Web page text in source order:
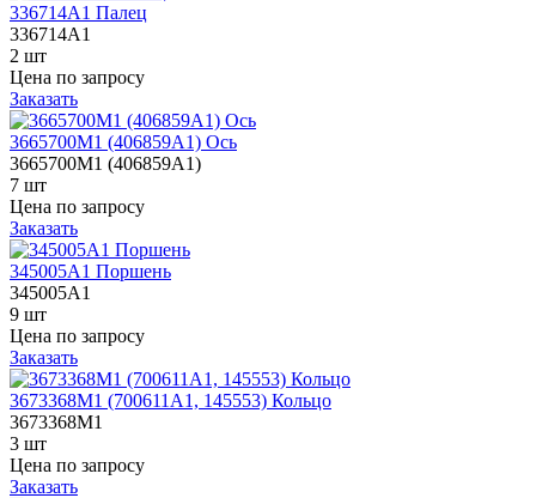
336714A1 Палец
336714A1
2 шт
Цена по запросу
Заказать
3665700M1 (406859A1) Ось
3665700M1 (406859A1)
7 шт
Цена по запросу
Заказать
345005A1 Поршень
345005A1
9 шт
Цена по запросу
Заказать
3673368M1 (700611A1, 145553) Кольцо
3673368M1
3 шт
Цена по запросу
Заказать